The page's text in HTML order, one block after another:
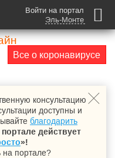
Войти на портал
Эль-Монте
Все о коронавирусе
консультацию
доступны и
благодарить
действует
»!
на портале?